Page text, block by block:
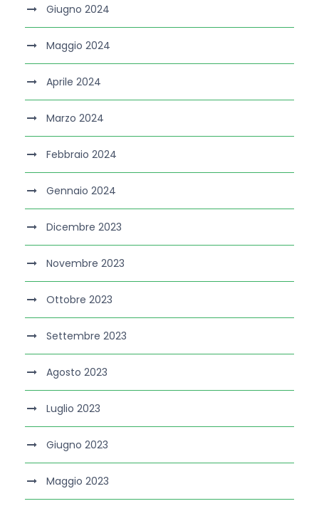
Giugno 2024
Maggio 2024
Aprile 2024
Marzo 2024
Febbraio 2024
Gennaio 2024
Dicembre 2023
Novembre 2023
Ottobre 2023
Settembre 2023
Agosto 2023
Luglio 2023
Giugno 2023
Maggio 2023